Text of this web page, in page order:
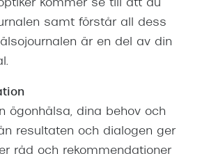
kommer se till att du
samt förstår all dess
är en del av din
ögonhälsa, dina behov och
resultaten och dialogen ger
råd och rekommendationer